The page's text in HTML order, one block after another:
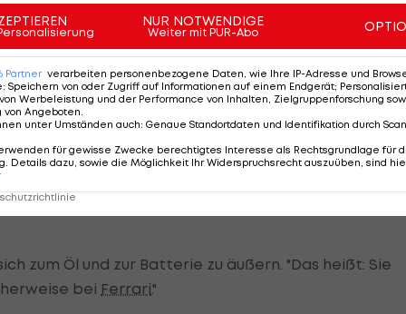
bestätigt ist dies aber nicht.
die Fetzen fliegen"
in Sachen Ölverbrauch beimFerrari. "Es
Gerüchte über
ist man beim Öl, das man verbrennen darf,
zum Öl und zur Batterie zu äußern. "Das heißt: Sie
bei Ferrari."
NUR NOTWENDIGE
Weiter mit PUR-Abo
Partner verarbeiten personenbezogene Daten, wie Ihre IP-Adresse und
: Speichern von oder Zugriff auf Informationen auf einem Endgerät;
Werbeleistung und der Performance von Inhalten, Zielgruppenforschung
von Angeboten.
unter Umständen auch: Genaue Standortdaten und Identifikation durch
für gewisse Zwecke berechtigtes Interesse als Rechtsgrundlage für
Details dazu, sowie die Möglichkeit Ihr Widerspruchsrecht auszuüben, sind